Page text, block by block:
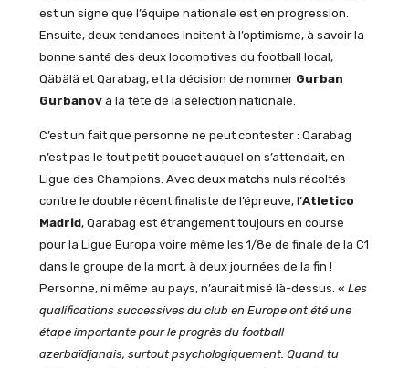
est un signe que l’équipe nationale est en progression.
Ensuite, deux tendances incitent à l’optimisme, à savoir la
bonne santé des deux locomotives du football local,
Qäbälä et Qarabag, et la décision de nommer Gurban
Gurbanovà la tête de la sélection nationale.
C’est un fait que personne ne peut contester : Qarabag
n’est pas le tout petit poucet auquel on s’attendait, en
Ligue des Champions. Avec deux matchs nuls récoltés
contre le double récent finaliste de l’épreuve, l’Atletico
Madrid, Qarabag est étrangement toujours en course
pour la Ligue Europa voire même les 1/8e de finale de la C1
dans le groupe de la mort, à deux journées de la fin !
Personne, ni même au pays, n’aurait misé là-dessus. « Les
qualifications successives du club en Europe ont été une
étape importante pour le progrès du football
azerbaïdjanais, surtout psychologiquement. Quand tu